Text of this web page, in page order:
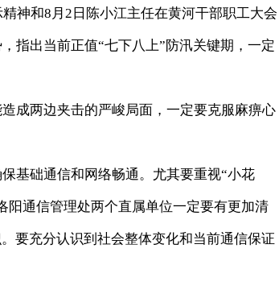
和8月2日陈小江主任在黄河干部职工大会
指出当前正值“七下八上”防汛关键期，一定
两边夹击的严峻局面，一定要克服麻痹心
础通信和网络畅通。尤其要重视“小花
阳通信管理处两个直属单位一定要有更加清
要充分认识到社会整体变化和当前通信保证